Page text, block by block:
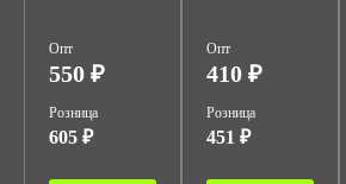
Опт
550 ₽
Розница
605 ₽
Опт
410 ₽
Розница
451 ₽